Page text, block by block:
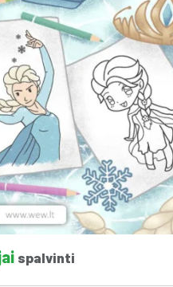
spalvinti